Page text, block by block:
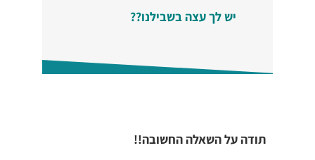
יש לך עצה בשבילנו??
תודה על השאלה החשובה!!